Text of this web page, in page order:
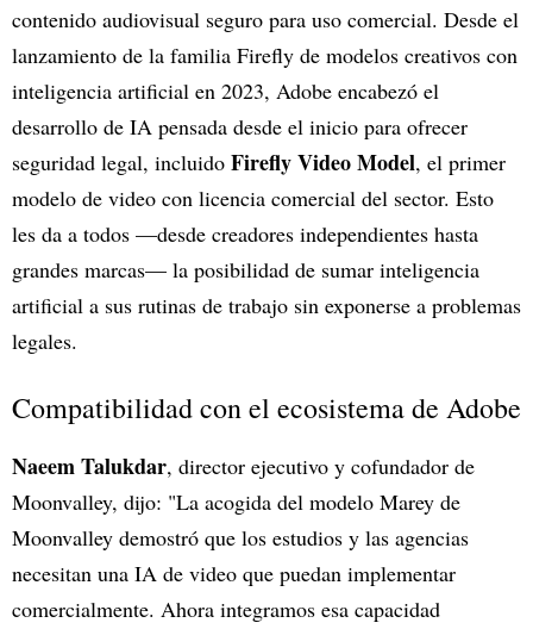
contenido audiovisual seguro para uso comercial. Desde el
lanzamiento de la familia Firefly de modelos creativos con
inteligencia artificial en 2023, Adobe encabezó el
desarrollo de IA pensada desde el inicio para ofrecer
seguridad legal, incluido Firefly Video Model, el primer
modelo de video con licencia comercial del sector. Esto
les da a todos —desde creadores independientes hasta
grandes marcas— la posibilidad de sumar inteligencia
artificial a sus rutinas de trabajo sin exponerse a problemas
legales.
Compatibilidad con el ecosistema de Adobe
Naeem Talukdar, director ejecutivo y cofundador de
Moonvalley, dijo: "La acogida del modelo Marey de
Moonvalley demostró que los estudios y las agencias
necesitan una IA de video que puedan implementar
comercialmente. Ahora integramos esa capacidad